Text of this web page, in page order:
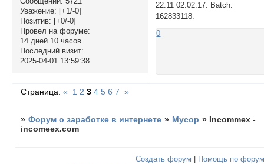
Уважение: [+1/-0]
Позитив: [+0/-0]
Провел на форуме:
14 дней 10 часов
Последний визит:
2025-04-01 13:59:38
22:11 02.02.17. Batch:
162833118.
0
Страница:« 1 2 3 4 5 6 7 »
» Форум о заработке в интернете » Мусор » Incommex -
incomeex.com
Создать форум | Помощь по